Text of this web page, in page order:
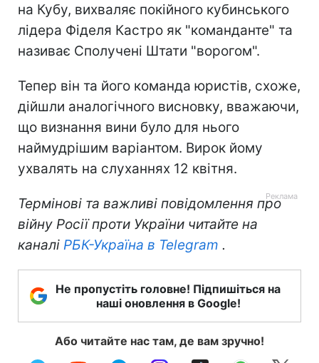
на Кубу, вихваляє покійного кубинського
лідера Фіделя Кастро як "команданте" та
називає Сполучені Штати "ворогом".
Тепер він та його команда юристів, схоже,
дійшли аналогічного висновку, вважаючи,
що визнання вини було для нього
наймудрішим варіантом. Вирок йому
ухвалять на слуханнях 12 квітня.
Термінові та важливі повідомлення про
війну Росії проти України читайте на
каналі РБК-Україна в Telegram .
Не пропустіть головне! Підпишіться на
наші оновлення в Google!
Або читайте нас там, де вам зручно!